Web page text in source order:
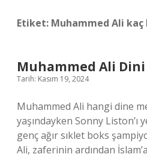
Etiket: Muhammed Ali kaç
Muhammed Ali
Tarih: Kasım 19, 2024
Muhammed Ali hangi dine
yaşındayken Sonny Liston’ı
genç ağır sıklet boks
Ali, zaferinin ardından